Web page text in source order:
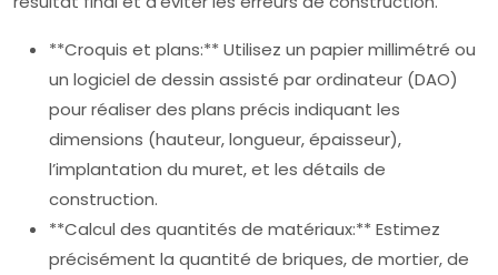
**Croquis et plans:** Utilisez un papier millimétré ou
un logiciel de dessin assisté par ordinateur (DAO)
pour réaliser des plans précis indiquant les
dimensions (hauteur, longueur, épaisseur),
l’implantation du muret, et les détails de
construction.
**Calcul des quantités de matériaux:** Estimez
précisément la quantité de briques, de mortier, de